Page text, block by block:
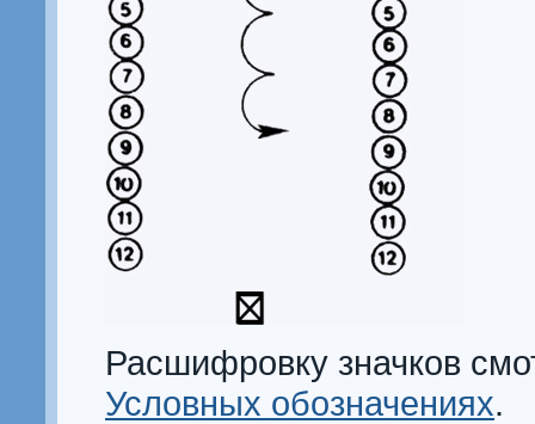
Расшифровку значков
Условных обозначениях.